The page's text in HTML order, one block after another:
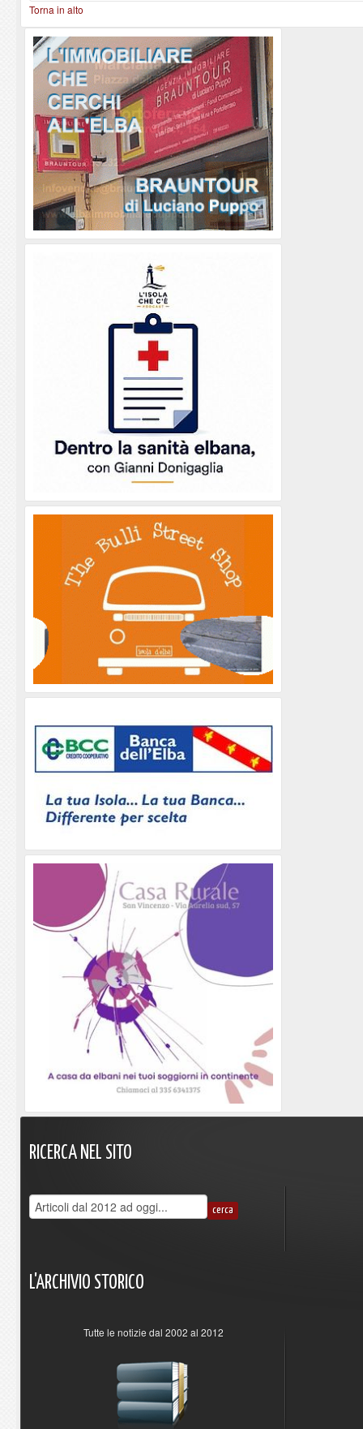
Torna in alto
RICERCA NEL SITO
L'ARCHIVIO STORICO
Tutte le notizie dal 2002 al 2012